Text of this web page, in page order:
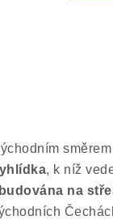
, k níž
na